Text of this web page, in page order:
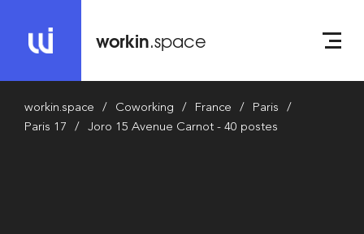
workin.space
workin.space Coworking France
Paris
Paris 17
Joro 15 Avenue Carnot - 40 postes